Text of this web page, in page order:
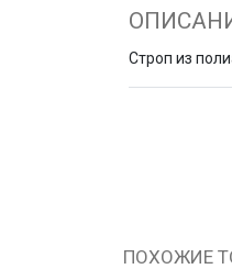
Строп из
ПОХОЖИЕ